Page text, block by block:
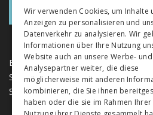
Eine einzigartige Plattform für
Schweizer Verlagen im Bereich der
Sozialwissenschaften herausgegeben
Wir verwenden Cookies, um Inhalte
Anzeigen zu personalisieren und
Datenverkehr zu analysieren. Wir
Informationen über Ihre Nutzung
Website auch an unsere Werbe- und
Analysepartner weiter, die diese
möglicherweise mit anderen
kombinieren, die Sie ihnen
haben oder die sie im Rahmen Ihrer